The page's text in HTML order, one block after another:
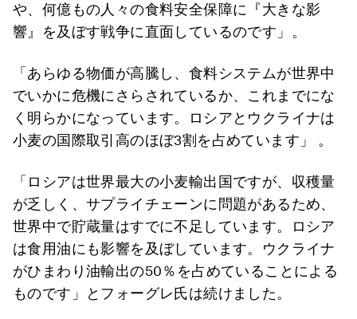
や、何億もの人々の食料安全保障に『大きな影
響』を及ぼす戦争に直面しているのです」。
「あらゆる物価が高騰し、食料システムが世界中
でいかに危機にさらされているか、これまでにな
く明らかになっています。ロシアとウクライナは
小麦の国際取引高のほぼ3割を占めています」 。
「ロシアは世界最大の小麦輸出国ですが、収穫量
が乏しく、サプライチェーンに問題があるため、
世界中で貯蔵量はすでに不足しています。ロシア
は食用油にも影響を及ぼしています。ウクライナ
がひまわり油輸出の50％を占めていることによる
ものです」とフォーグレ氏は続けました。